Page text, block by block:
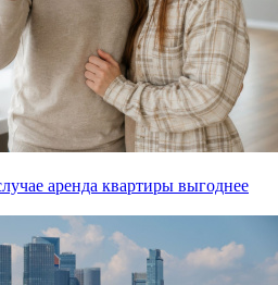
аренда квартиры выгоднее